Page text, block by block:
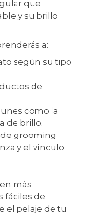
que
y su brillo
a:
según su tipo
de
como la
de brillo.
grooming
y el vínculo
más
fáciles de
el pelaje de tu